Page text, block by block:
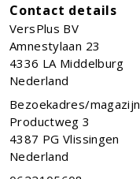
Contact details
VersPlus BV
Amnestylaan 23
4336 LA Middelburg
Nederland
Bezoekadres/magazijn
Productweg 3
4387 PG Vlissingen
Nederland